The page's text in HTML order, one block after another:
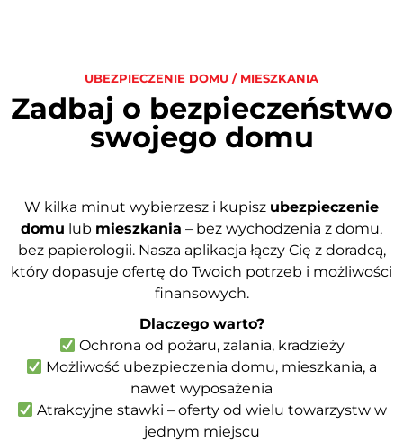
UBEZPIECZENIE DOMU / MIESZKANIA
Zadbaj o bezpieczeństwo
swojego domu
W kilka minut wybierzesz i kupisz ubezpieczenie
domu lub mieszkania – bez wychodzenia z domu,
bez papierologii. Nasza aplikacja łączy Cię z doradcą,
który dopasuje ofertę do Twoich potrzeb i możliwości
finansowych.
Dlaczego warto?
Ochrona od pożaru, zalania, kradzieży
Możliwość ubezpieczenia domu, mieszkania, a
nawet wyposażenia
Atrakcyjne stawki – oferty od wielu towarzystw w
jednym miejscu